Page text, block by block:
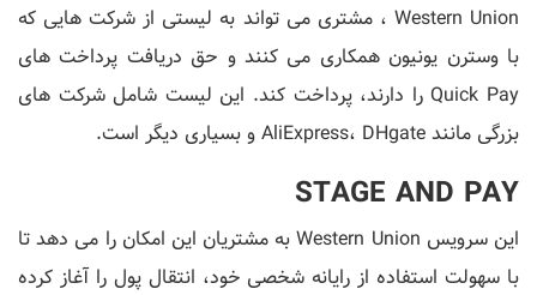
Western Union ، مشتری می تواند به لیستی از شرکت هایی که
با وسترن یونیون همکاری می کنند و حق دریافت پرداخت های
Quick Pay را دارند، پرداخت کند. این لیست شامل شرکت های
بزرگی مانند AliExpress، DHgate و بسیاری دیگر است.
STAGE AND PAY
این سرویس Western Union به مشتریان این امکان را می دهد تا
با سهولت استفاده از رایانه شخصی خود، انتقال پول را آغاز کرده